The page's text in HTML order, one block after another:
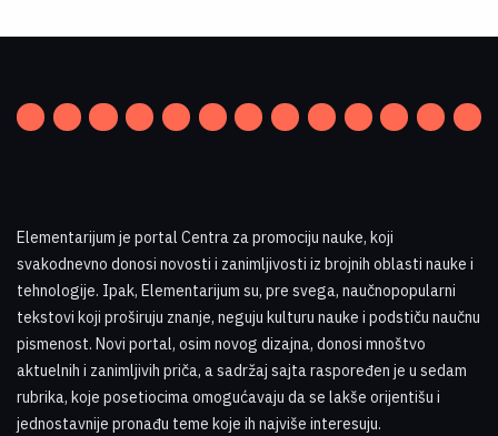
Elementarijum je portal Centra za promociju nauke, koji
svakodnevno donosi novosti i zanimljivosti iz brojnih oblasti nauke i
tehnologije. Ipak, Elementarijum su, pre svega, naučnopopularni
tekstovi koji proširuju znanje, neguju kulturu nauke i podstiču naučnu
pismenost. Novi portal, osim novog dizajna, donosi mnoštvo
aktuelnih i zanimljivih priča, a sadržaj sajta raspoređen je u sedam
rubrika, koje posetiocima omogućavaju da se lakše orijentišu i
jednostavnije pronađu teme koje ih najviše interesuju.